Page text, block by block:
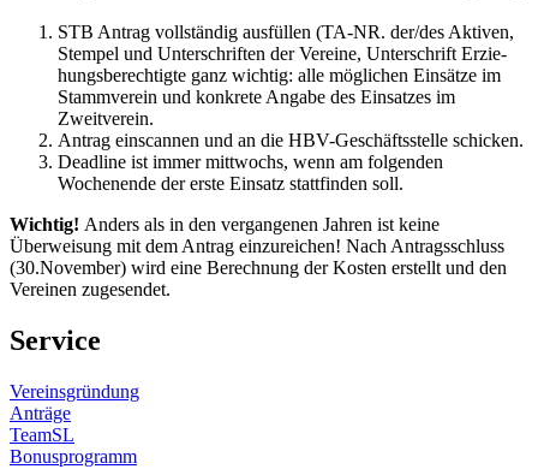
STB Antrag vollständig ausfüllen (TA-NR. der/des Aktiven,
Stempel und Unter­schriften der Vereine, Unter­schrift Erzie­
hungs­be­rech­tigte ganz wichtig: alle möglichen Einsätze im
Stamm­verein und konkrete Angabe des Einsatzes im
Zweitverein.
Antrag einscannen und an die HBV-Geschäfts­stelle schicken.
Deadline ist immer mittwochs, wenn am folgenden
Wochenende der erste Einsatz statt­finden soll.
Wichtig! Anders als in den vergan­genen Jahren ist keine
Überweisung mit dem Antrag einzu­reichen! Nach Antrags­schluss
(30.November) wird eine Berechnung der Kosten erstellt und den
Vereinen zugesendet.
Service
Vereins­gründung
Anträge
TeamSL
Bonus­pro­gramm